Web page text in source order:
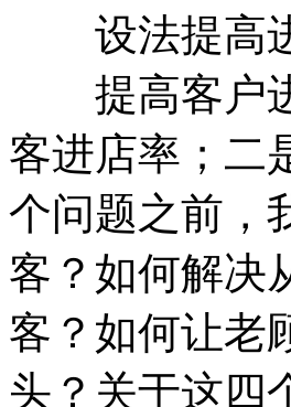
设法提高
提高客户进
客进店率；二
个问题之前，
客？如何解决
客？如何让老
头？关于这四